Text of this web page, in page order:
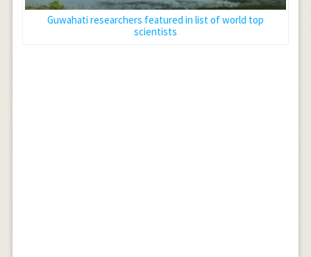
Guwahati researchers featured in list of world top
scientists